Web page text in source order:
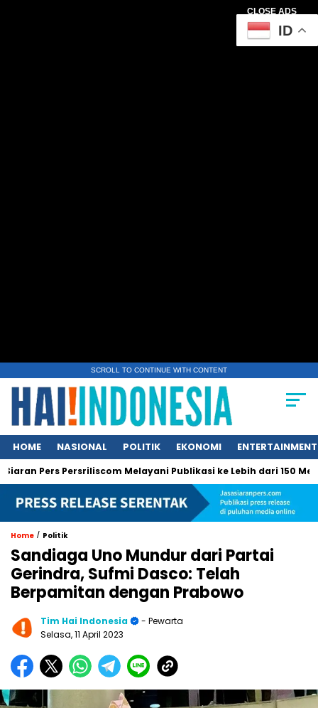
CLOSE ADS
SCROLL TO CONTINUE WITH CONTENT
HOME NASIONAL POLITIK EKONOMI ENTERTAINMENT
Persriliscom Melayani Publikasi ke Lebih dari 150 Media
Home / Politik
Sandiaga Uno Mundur dari Partai
Gerindra, Sufmi Dasco: Telah
Berpamitan dengan Prabowo
Tim Hai Indonesia
- Pewarta
Selasa, 11 April 2023
ID